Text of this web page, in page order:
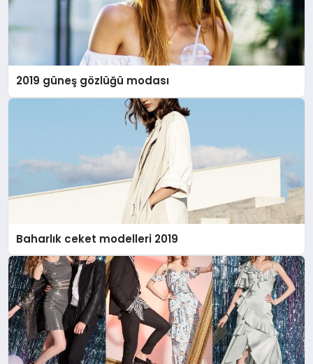
2019 güneş gözlüğü modası
Baharlık ceket modelleri 2019